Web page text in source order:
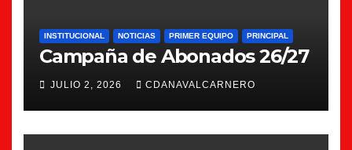
INSTITUCIONAL NOTICIAS PRIMER EQUIPO PRINCIPAL
Campaña de Abonados 26/27
JULIO 2, 2026 CDANAVALCARNERO